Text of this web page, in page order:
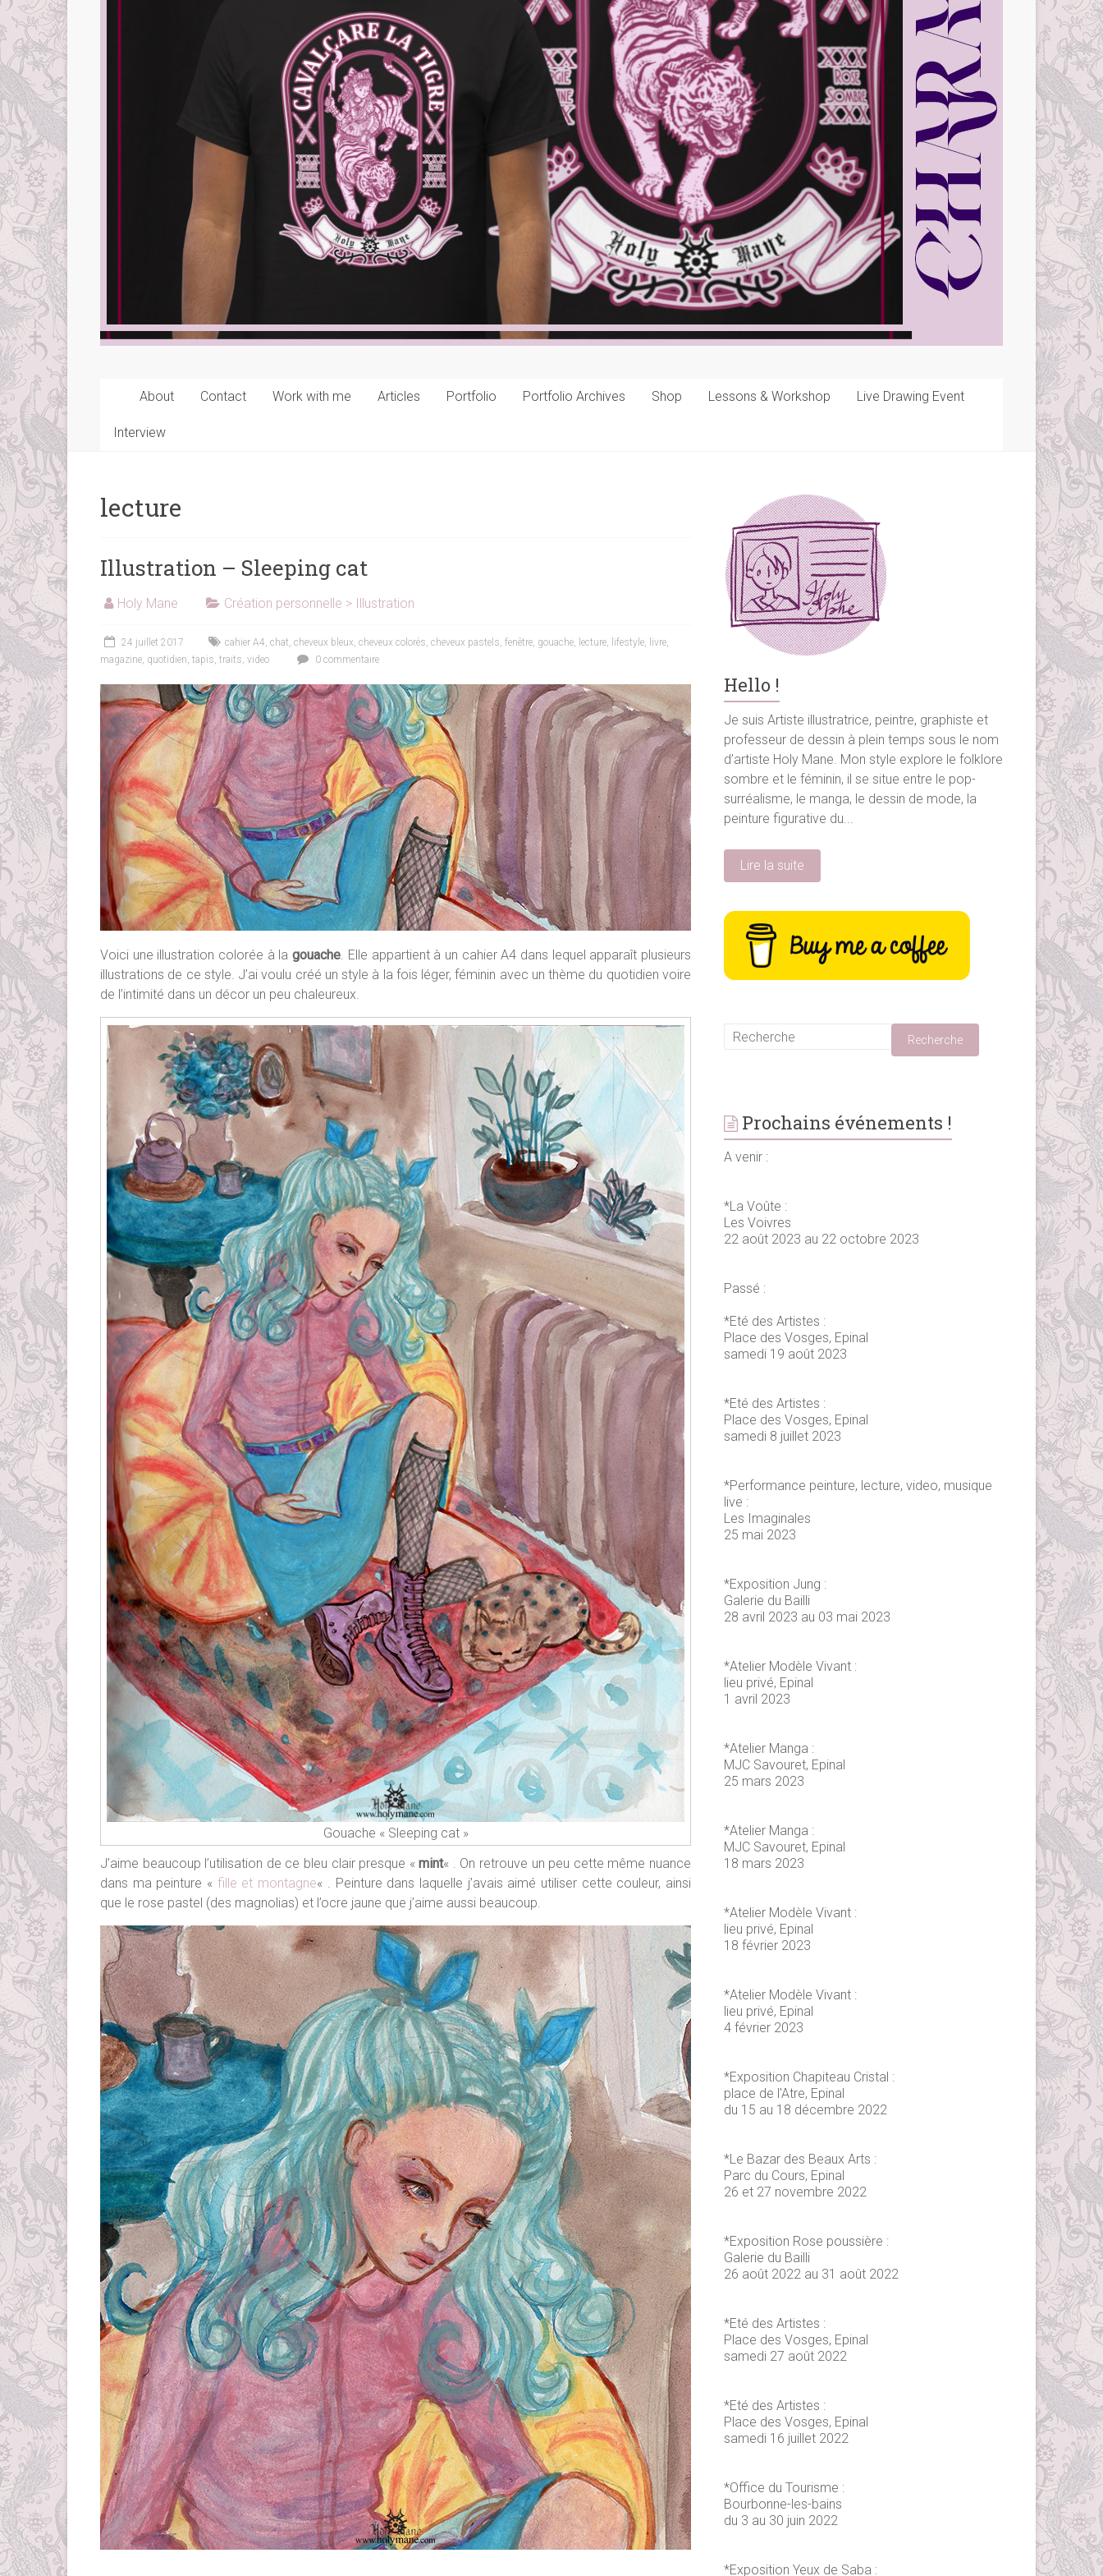
About Contact Work with me Articles Portfolio Portfolio Archives Shop Lessons & Workshop Live Drawing Event
Interview
lecture
Illustration – Sleeping cat
Holy Mane Création personnelle > Illustration
24 juillet 2017 cahier A4, chat, cheveux bleux, cheveux colorés, cheveux pastels, fenêtre, gouache, lecture, lifestyle, livre,
magazine, quotidien, tapis, traits, video 0 commentaire
Voici une illustration colorée à lagouache. Elle appartient à un cahier A4 dans lequel apparaît plusieurs
illustrations de ce style. J’ai voulu créé un style à la fois léger, féminin avec un thème du quotidien voire
de l’intimité dans un décor un peu chaleureux.
Gouache « Sleeping cat »
J’aime beaucoup l’utilisation de ce bleu clair presque «mint« . On retrouve un peu cette même nuance
dans ma peinture « fille et montagne« . Peinture dans laquelle j’avais aimé utiliser cette couleur, ainsi
que le rose pastel (des magnolias) et l’ocre jaune que j’aime aussi beaucoup.
Hello !
Je suis Artiste illustratrice, peintre, graphiste et
professeur de dessin à plein temps sous le nom
d’artiste Holy Mane. Mon style explore le folklore
sombre et le féminin, il se situe entre le pop-
surréalisme, le manga, le dessin de mode, la
peinture figurative du...
Lire la suite
Prochains événements !
A venir :
*La Voûte :
Les Voivres
22 août 2023 au 22 octobre 2023
Passé :
*Eté des Artistes :
Place des Vosges, Epinal
samedi 19 août 2023
*Eté des Artistes :
Place des Vosges, Epinal
samedi 8 juillet 2023
*Performance peinture, lecture, video, musique
live :
Les Imaginales
25 mai 2023
*Exposition Jung :
Galerie du Bailli
28 avril 2023 au 03 mai 2023
*Atelier Modèle Vivant :
lieu privé, Epinal
1 avril 2023
*Atelier Manga :
MJC Savouret, Epinal
25 mars 2023
*Atelier Manga :
MJC Savouret, Epinal
18 mars 2023
*Atelier Modèle Vivant :
lieu privé, Epinal
18 février 2023
*Atelier Modèle Vivant :
lieu privé, Epinal
4 février 2023
*Exposition Chapiteau Cristal :
place de l'Atre, Epinal
du 15 au 18 décembre 2022
*Le Bazar des Beaux Arts :
Parc du Cours, Epinal
26 et 27 novembre 2022
*Exposition Rose poussière :
Galerie du Bailli
26 août 2022 au 31 août 2022
*Eté des Artistes :
Place des Vosges, Epinal
samedi 27 août 2022
*Eté des Artistes :
Place des Vosges, Epinal
samedi 16 juillet 2022
*Office du Tourisme :
Bourbonne-les-bains
du 3 au 30 juin 2022
*Exposition Yeux de Saba :